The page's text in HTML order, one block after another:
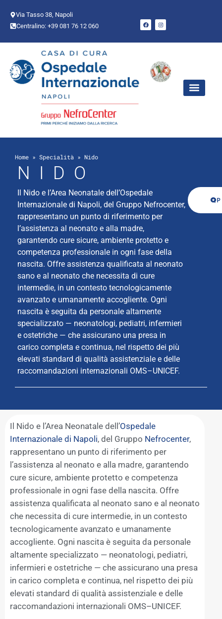
Via Tasso 38, Napoli
Centralino: +39 081 76 12 060
Home » Specialità » Nido
NIDO
Il Nido e l’Area Neonatale dell’Ospedale
Internazionale di Napoli, del Gruppo Nefrocenter,
rappresentano un punto di riferimento per
l’assistenza al neonato e alla madre,
garantendo cure sicure, ambiente protetto e
competenza professionale in ogni fase della
nascita. Offre assistenza qualificata al neonato
sano e al neonato che necessita di cure
intermedie, in un contesto tecnologicamente
avanzato e umanamente accogliente. Ogni
nascita è seguita da personale altamente
specializzato — neonatologi, pediatri, infermieri
e ostetriche — che assicurano una presa in
carico completa e continua, nel rispetto dei più
elevati standard di qualità assistenziale e delle
raccomandazioni internazionali OMS–UNICEF.
Il Nido e l’Area Neonatale dell’Ospedale
Internazionale di Napoli, del Gruppo Nefrocenter,
rappresentano un punto di riferimento per
l’assistenza al neonato e alla madre, garantendo
cure sicure, ambiente protetto e competenza
professionale in ogni fase della nascita. Offre
assistenza qualificata al neonato sano e al neonato
che necessita di cure intermedie, in un contesto
tecnologicamente avanzato e umanamente
accogliente. Ogni nascita è seguita da personale
altamente specializzato — neonatologi, pediatri,
infermieri e ostetriche — che assicurano una presa
in carico completa e continua, nel rispetto dei più
elevati standard di qualità assistenziale e delle
raccomandazioni internazionali OMS–UNICEF.